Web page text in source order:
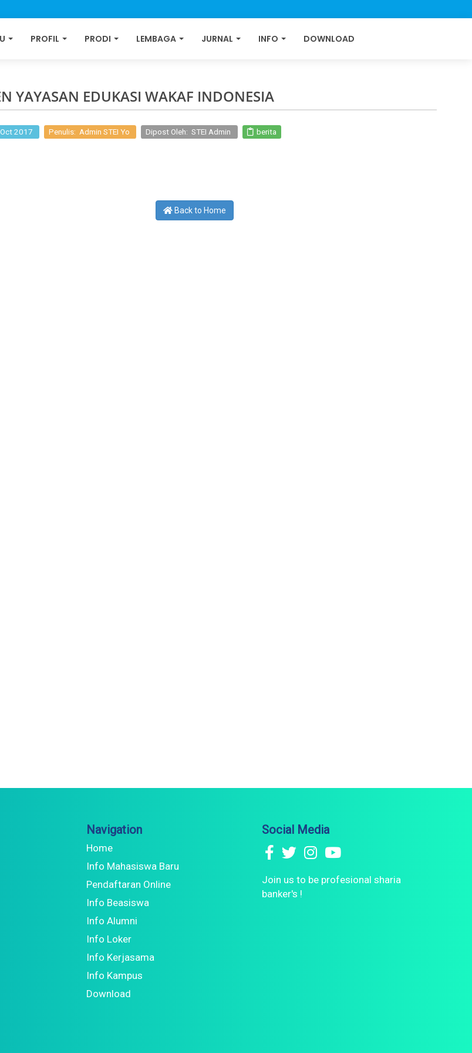
PROFIL PRODI LEMBAGA JURNAL INFO DOWNLOAD
YAYASAN EDUKASI WAKAF INDONESIA
2017 Penulis: Admin STEI Yo Dipost Oleh: STEI Admin berita
Back to Home
Navigation
Home
Info Mahasiswa Baru
Pendaftaran Online
Info Beasiswa
Info Alumni
Info Loker
Info Kerjasama
Info Kampus
Download
Social Media
Join us to be profesional sharia
banker's !